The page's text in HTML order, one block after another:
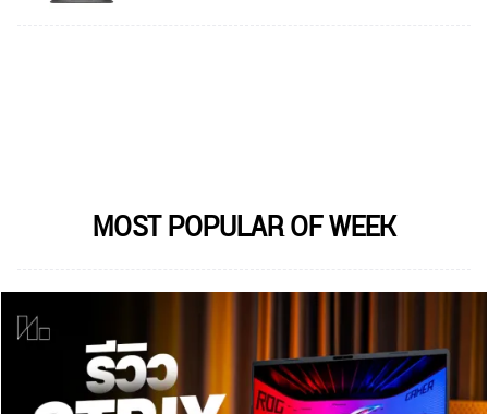
MOST POPULAR OF WEEK